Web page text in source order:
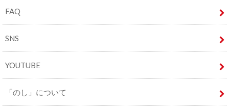
FAQ
SNS
YOUTUBE
「のし」について